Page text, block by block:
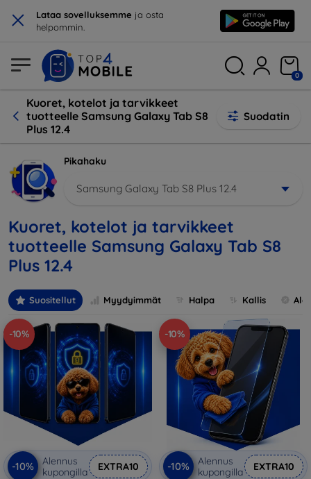
× Lataa sovelluksemme ja osta
helpommin.
0
Kuoret, kotelot ja tarvikkeet
tuotteelle Samsung Galaxy Tab S8
Plus 12.4
Suodatin
Pikahaku
Samsung Galaxy Tab S8 Plus 12.4
Kuoret, kotelot ja tarvikkeet
tuotteelle Samsung Galaxy Tab S8
Plus 12.4
Suositellut Myydyimmät Halpa Kallis
-10%
-10%
Alennus
kupongilla
EXTRA10
-10%
-10%
Alennus
kupongilla
EXTRA10